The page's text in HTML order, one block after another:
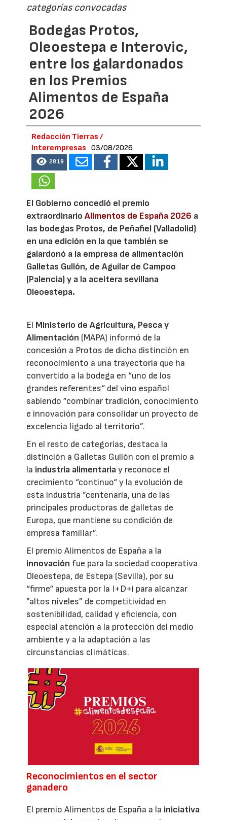
categorías convocadas
Bodegas Protos,
Oleoestepa e Interovic,
entre los galardonados
en los Premios
Alimentos de España
2026
Redacción Tierras /
Interempresas
03/08/2026
2819
El Gobierno concedió el premio
extraordinarioAlimentos de España 2026 a
las bodegas Protos, de Peñafiel (Valladolid)
en una edición en la que también se
galardonó a la empresa de alimentación
Galletas Gullón, de Aguilar de Campoo
(Palencia) y a la aceitera sevillana
Oleoestepa.
El Ministerio de Agricultura, Pesca y
Alimentación (MAPA) informó de la
concesión a Protos de dicha distinción en
reconocimiento a una trayectoria que ha
convertido a la bodega en “uno de los
grandes referentes“ del vino español
sabiendo ”combinar tradición, conocimiento
e innovación para consolidar un proyecto de
excelencia ligado al territorio”.
En el resto de categorías, destaca la
distinción a Galletas Gullón con el premio a
la industria alimentariay reconoce el
crecimiento “continuo“ y la evolución de
esta industria ”centenaria, una de las
principales productoras de galletas de
Europa, que mantiene su condición de
empresa familiar”.
El premio Alimentos de España a la
innovación fue para la sociedad cooperativa
Oleoestepa, de Estepa (Sevilla), por su
“firme“ apuesta por la I+D+i para alcanzar
”altos niveles” de competitividad en
sostenibilidad, calidad y eficiencia, con
especial atención a la protección del medio
ambiente y a la adaptación a las
circunstancias climáticas.
Reconocimientos en el sector
ganadero
El premio Alimentos de España a la iniciativa